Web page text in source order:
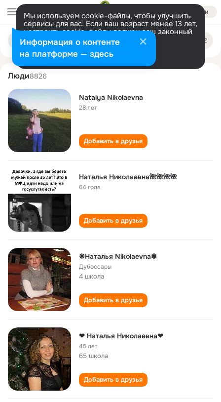
Войти
Мы используем cookie-файлы, чтобы улучшить
сервисы для вас. Если ваш возраст менее 13 лет,
настроить cookie-файлы должен ваш законный
представитель. Больше информации
Разрешить все Настроить
Поиск
людям
natalya nikolaevna
Люди8826
Natalya Nikolaevna
28 лет
Добавить в друзья
Наталья Николаевна🌺🌺🌺🌺
64 года
Добавить в друзья
❋Наталья Nikolaevna✾
Дубоссары
4 школа
Добавить в друзья
❤ Наталья Николаевна❤
45 лет
65 школа
Добавить в друзья
Информация о контенте
на платформе — здесь